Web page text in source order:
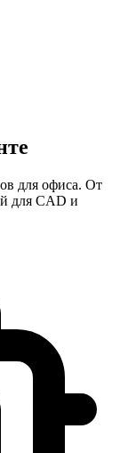
для офиса. От
для CAD и